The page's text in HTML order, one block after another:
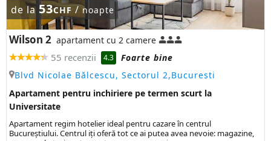
de la 53CHF /noapte
Wilson 2 apartament cu 2 camere
55 recenzii 4.3
Foarte bine
Blvd Nicolae Bălcescu, Sectorul 2,Bucuresti
Apartament pentru inchiriere pe termen scurt la
Universitate
Apartament regim hotelier ideal pentru cazare în centrul
Bucureștiului. Centrul iți oferă tot ce ai putea avea nevoie: magazine,